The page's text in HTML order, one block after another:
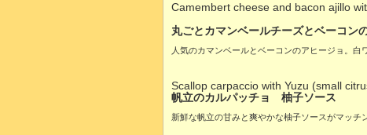
Camembert cheese and bacon ajillo
丸ごとカマンベールチーズとベーコ
人気のカマンベールとベーコンのアヒージョ。白
Scallop carpaccio with Yuzu (small
帆立のカルパッチョ 柚子ソース
新鮮な帆立の甘みと爽やかな柚子ソースがマッチ